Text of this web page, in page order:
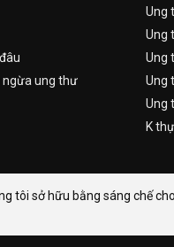
ngừa ung thư
Ung
Ung
Ung
Ung
Ung
K
tôi sở hữu bằng sáng chế